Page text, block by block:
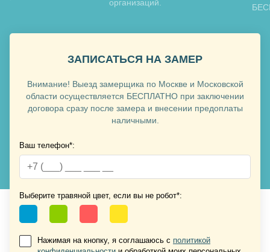
Хочу такую
Хочу такую
организаций.
ЗАПИСАТЬСЯ НА ЗАМЕР
Внимание! Выезд замерщика по Москве и Московской
области осуществляется БЕСПЛАТНО при заключении
договора сразу после замера и внесении предоплаты
наличными.
Ваш телефон*:
Выберите травяной цвет, если вы не робот*:
Нажимая на кнопку, я соглашаюсь с политикой